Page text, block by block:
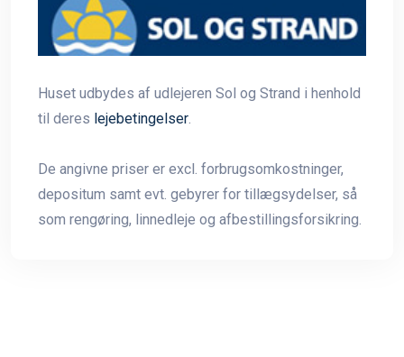
Huset udbydes af udlejeren Sol og Strand i henhold
til deres lejebetingelser.
De angivne priser er excl. forbrugsomkostninger,
depositum samt evt. gebyrer for tillægsydelser, så
som rengøring, linnedleje og afbestillingsforsikring.